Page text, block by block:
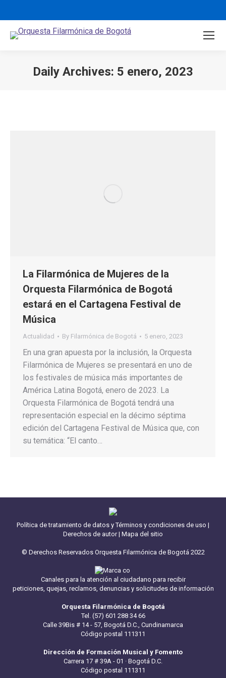
Daily Archives: 5 enero, 2023
La Filarmónica de Mujeres de la
Orquesta Filarmónica de Bogotá
estará en el Cartagena Festival de
Música
Actualidad By Filarmónica de Bogotá 5 enero, 2023
En una gran apuesta por la inclusión, la Orquesta
Filarmónica de Mujeres se presentará en uno de
los festivales de música más importantes de
América Latina Bogotá, enero de 2023. La
Orquesta Filarmónica de Bogotá tendrá una
representación especial en la décimo séptima
edición del Cartagena Festival de Música que, con
su temática: “El canto…
Política de tratamiento de datos y Términos y condiciones de uso |
Derechos de autor| Mapa del sitio
© Derechos Reservados Orquesta Filarmónica de Bogotá 2022
Canales para la atención al ciudadano para recibir
peticiones, quejas, reclamos, denuncias y solicitudes de información
Orquesta Filarmónica de Bogotá
Tel. (57) 601 288 34 66
Calle 39Bis # 14 - 57, Bogotá D.C., Cundinamarca
Código postal 111311
Dirección de Formación Musical y Fomento
Carrera 17 # 39A - 01 · Bogotá D.C.
Código postal 111311